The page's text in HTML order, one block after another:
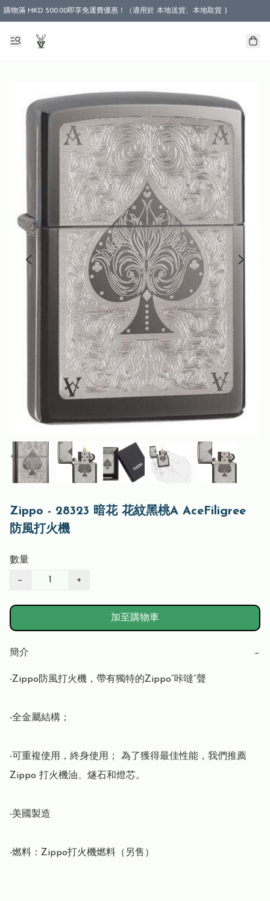
購物滿 HKD 500.00即享免運費優惠！（適用於 本地送貨、本地取貨 )
Zippo - 28323 暗花 花紋黑桃A AceFiligree
防風打火機
數量
− +
加至購物車
簡介 −
‧Zippo防風打火機，帶有獨特的Zippo“咔噠”聲
‧全金屬結構；
‧可重複使用，終身使用； 為了獲得最佳性能，我們推薦
Zippo 打火機油、燧石和燈芯。
‧美國製造
‧燃料：Zippo打火機燃料（另售）